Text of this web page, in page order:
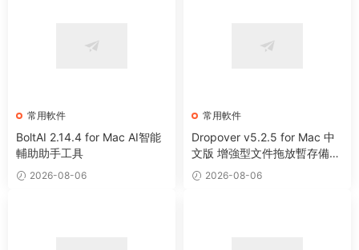
常用軟件
BoltAI 2.14.4 for Mac AI智能
輔助助手工具
2026-08-06
常用軟件
Dropover v5.2.5 for Mac 中
文版 增強型文件拖放暫存備用
整理工具
2026-08-06